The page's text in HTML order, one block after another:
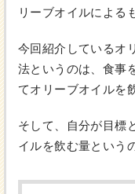
リーブオイルによる
今回紹介しているオ
法というのは、食事
てオリーブオイルを
そして、自分が目標
イルを飲む量という